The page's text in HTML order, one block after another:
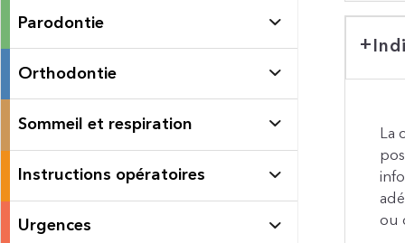
Parodontie
Orthodontie
Sommeil et respiration
Instructions opératoires
Urgences
La
ou